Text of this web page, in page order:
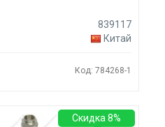
839117
Китай
Код: 784268-1
Скидка 8%